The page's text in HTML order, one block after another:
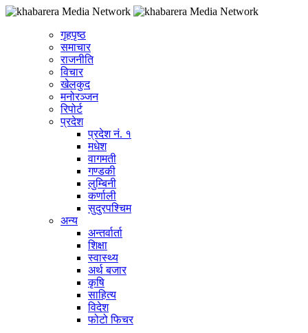
गृहपृष्ठ
समाचार
राजनीति
विचार
खेलकुद
मनोरञ्जन
रिपोर्ट
प्रदेश
प्रदेश नं. १
मधेश
वागमती
गण्डकी
लुम्बिनी
कर्णाली
सुदुरपश्चिम
अन्य
अन्तर्वार्ता
शिक्षा
स्वास्थ्य
अर्थ बजार
कृषि
साहित्य
विदेश
फोटो फिचर